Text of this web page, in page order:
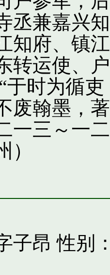
丞兼嘉兴
知府、镇
转运使、
于时为循
废翰墨，
一三～一
）
子昂 性别